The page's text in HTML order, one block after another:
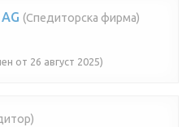
(Спедиторска фирма)
от 26 август 2025)